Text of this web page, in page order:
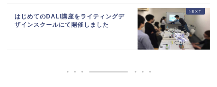
はじめてのDALI講座をライティングデ
ザインスクールにて開催しました